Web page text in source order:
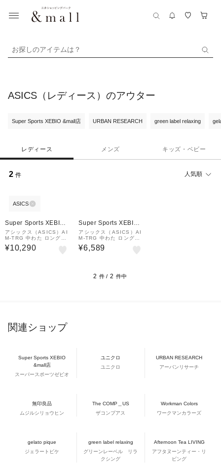
お探しのアイテムは？
ASICS（レディース）のアウター
Super Sports XEBIO &mall店 URBAN RESEARCH green label relaxing
レディース メンズ キッズ・ベビー
2 件 人気順
ASICS
Super Sports XEBIO
&mall店
アシックス（ASICS）AI
M-TRG 中わた ロングコ
ート 2031E735.400
¥10,290
Super Sports XEBIO
&mall店
アシックス（ASICS）AI
M-TRG 中わた ロングコ
ート 2031E735.001
¥6,589
2 件 / 2 件中
関連ショップ
Super Sports XEBIO
&mall店
スーパースポーツゼビオ
ユニクロ
ユニクロ
URBAN RESEARCH
アーバンリサーチ
無印良品
ムジルシリョウヒン
The COMP＿US
ザコンプアス
Workman Colors
ワークマンカラーズ
gelato pique
ジェラートピケ
green label relaxing
グリーンレーベル リラ
クシング
Afternoon Tea LIVING
アフタヌーンティー・リ
ビング